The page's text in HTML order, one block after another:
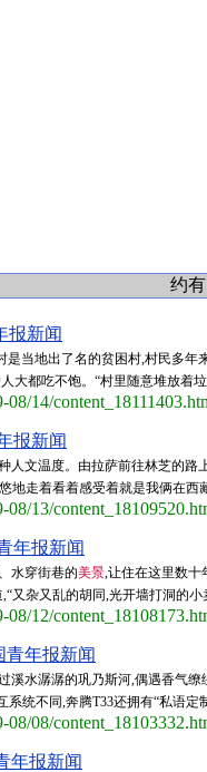
约
报新闻
当地出了名的贫困村,村民多年
大都吃不饱。“村里随意堆放着
14/
报新闻
人文温度。由拉萨前往林芝的路
地走着看着感受着就是我俩在
08/13/
年报新闻
水穿街巷的美景,让住在这里数十
又杂又乱的胡同,光开墙打洞的
08/12/
青年报新闻
溪水潺潺的巩乃斯河,偶遇香气
系统不同,奔腾T33还拥有“私语
08/08/
年报新闻